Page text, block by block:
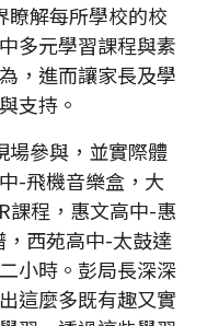
解每所學校的校
多元學習課程與素
，進而讓家長及學
支持。
參與，並實際體
-飛機音樂盒，大
課程，惠文高中-惠
西苑高中-太鼓達
小時。彭局長深深
這麼多既有趣又實